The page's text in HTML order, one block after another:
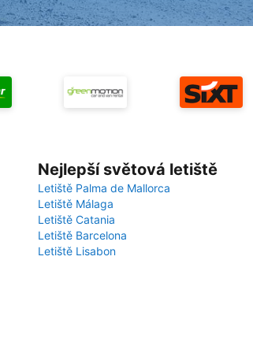
Nejlepší světová letiště
Letiště Palma de Mallorca
Letiště Málaga
Letiště Catania
Letiště Barcelona
Letiště Lisabon